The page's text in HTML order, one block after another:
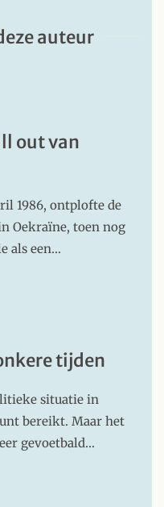
auteur
out van
1986, ontplofte de
Oekraïne, toen nog
als een…
tijden
situatie in
bereikt. Maar het
gevoetbald…